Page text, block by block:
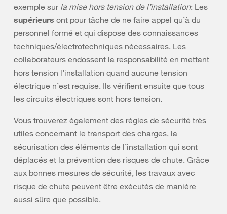
exemple sur la mise hors tension de l’installation: Les
supérieurs ont pour tâche de ne faire appel qu’à du
personnel formé et qui dispose des connaissances
techniques/électrotechniques nécessaires. Les
collaborateurs endossent la responsabilité en mettant
hors tension l’installation quand aucune tension
électrique n’est requise. Ils vérifient ensuite que tous
les circuits électriques sont hors tension.
Vous trouverez également des règles de sécurité très
utiles concernant le transport des charges, la
sécurisation des éléments de l’installation qui sont
déplacés et la prévention des risques de chute. Grâce
aux bonnes mesures de sécurité, les travaux avec
risque de chute peuvent être exécutés de manière
aussi sûre que possible.